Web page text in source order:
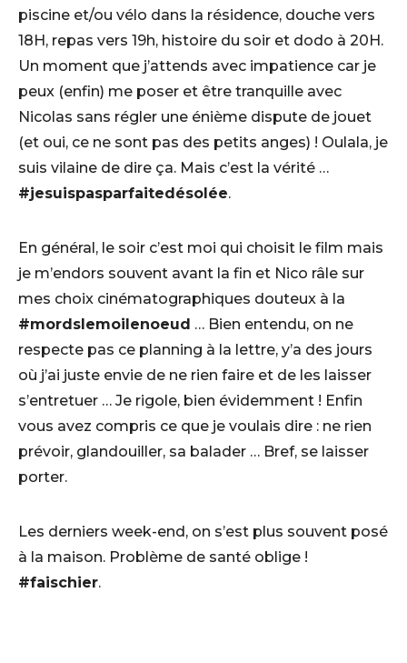
piscine et/ou vélo dans la résidence, douche vers
18H, repas vers 19h, histoire du soir et dodo à 20H.
Un moment que j’attends avec impatience car je
peux (enfin) me poser et être tranquille avec
Nicolas sans régler une énième dispute de jouet
(et oui, ce ne sont pas des petits anges) ! Oulala, je
suis vilaine de dire ça. Mais c’est la vérité …
#jesuispasparfaitedésolée.
En général, le soir c’est moi qui choisit le film mais
je m’endors souvent avant la fin et Nico râle sur
mes choix cinématographiques douteux à la
#mordslemoilenoeud … Bien entendu, on ne
respecte pas ce planning à la lettre, y’a des jours
où j’ai juste envie de ne rien faire et de les laisser
s’entretuer … Je rigole, bien évidemment ! Enfin
vous avez compris ce que je voulais dire : ne rien
prévoir, glandouiller, sa balader … Bref, se laisser
porter.
Les derniers week-end, on s’est plus souvent posé
à la maison. Problème de santé oblige !
#faischier.